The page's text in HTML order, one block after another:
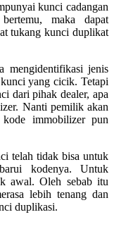
kunci cadangan
maka dapat
tukang kunci duplikat
mengidentifikasi jenis
yang cicik. Tetapi
dari pihak dealer, apa
Nanti pemilik akan
immobilizer pun
telah tidak bisa untuk
kodenya. Untuk
awal. Oleh sebab itu
lebih tenang dan
duplikasi.